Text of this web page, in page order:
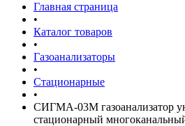
Главная страница
•
Каталог товаров
•
Газоанализаторы
•
Стационарные
•
СИГМА-03М газоанализатор
стационарный